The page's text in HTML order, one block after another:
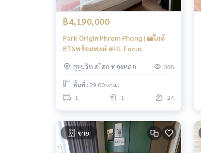
฿4,190,000
Park Origin Phrom Phong | 🚝ใกล้
BTSพร้อมพงษ์ #HL Focus
สุขุมวิท อโศก ทองหล่อ 388
พื้นที่ : 29.00 ตร.ม.
1
1 24
ขาย